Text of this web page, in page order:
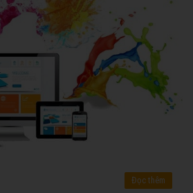
Đọc thêm